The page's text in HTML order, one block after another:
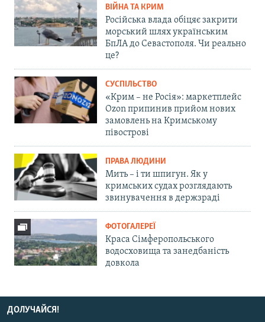
ВІЙНА ТА КРИМ
Російська влада обіцяє закрити
морський шлях українським
БпЛА до Севастополя. Чи реально
це?
СУСПІЛЬСТВО
«Крим – не Росія»: маркетплейс
Ozon припинив прийом нових
замовлень на Кримському
півострові
ПРАВА ЛЮДИНИ
Мить – і ти шпигун. Як у
кримських судах розглядають
звинувачення в держзраді
ФОТОГАЛЕРЕЇ
Краса Сімферопольського
водосховища та занедбаність
довкола
ДОЛУЧАЙСЯ!